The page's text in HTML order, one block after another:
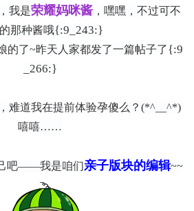
我是荣耀妈咪酱 ， 嘿嘿，不过可不
那种酱哦{:9_243:}
的了~昨天人家都发了一篇帖子了{:9
_266:}
难道我在提前体验孕傻么？(*^__^*)
嘻嘻……
己吧——我是咱们亲子版块的编辑~~